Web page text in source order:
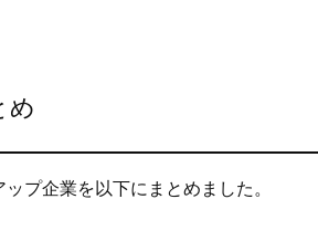
め
プ企業を以下にまとめました。